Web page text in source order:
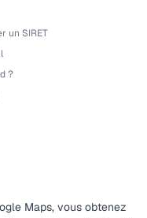
un SIRET
?
Maps, vous obtenez